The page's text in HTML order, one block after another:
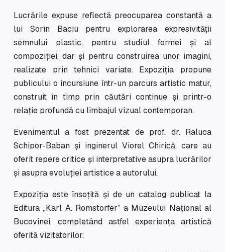
Lucrările expuse reflectă preocuparea constantă a
lui Sorin Baciu pentru explorarea expresivității
semnului plastic, pentru studiul formei și al
compoziției, dar și pentru construirea unor imagini,
realizate prin tehnici variate. Expoziția propune
publicului o incursiune într-un parcurs artistic matur,
construit în timp prin căutări continue și printr-o
relație profundă cu limbajul vizual contemporan.
Evenimentul a fost prezentat de prof. dr. Raluca
Schipor-Baban și inginerul Viorel Chirică, care au
oferit repere critice și interpretative asupra lucrărilor
și asupra evoluției artistice a autorului.
Expoziția este însoțită și de un catalog publicat la
Editura „Karl A. Romstorfer” a Muzeului Național al
Bucovinei, completând astfel experiența artistică
oferită vizitatorilor.